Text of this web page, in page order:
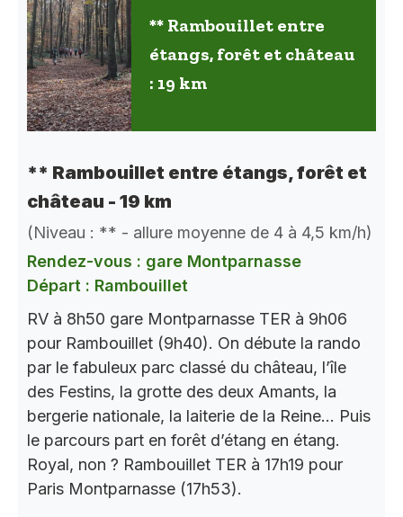
** Rambouillet entre
étangs, forêt et château
: 19 km
** Rambouillet entre étangs, forêt et
château - 19 km
(Niveau : ** - allure moyenne de 4 à 4,5 km/h)
Rendez-vous : gare Montparnasse
Départ : Rambouillet
RV à 8h50 gare Montparnasse TER à 9h06
pour Rambouillet (9h40). On débute la rando
par le fabuleux parc classé du château, l’île
des Festins, la grotte des deux Amants, la
bergerie nationale, la laiterie de la Reine… Puis
le parcours part en forêt d’étang en étang.
Royal, non ? Rambouillet TER à 17h19 pour
Paris Montparnasse (17h53).